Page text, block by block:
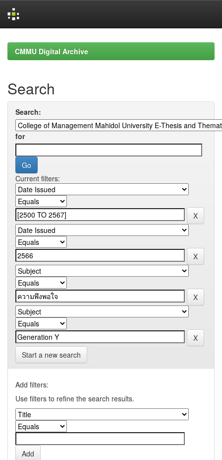
navigationCMMU Digital Archive
Search
Search:
for
Current filters:
Start a new search
Add filters:
Use filters to refine the search results.